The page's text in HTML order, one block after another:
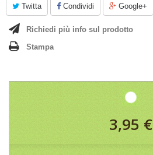
Twitta Condividi Google+
Richiedi più info sul prodotto
Stampa
3,95 €